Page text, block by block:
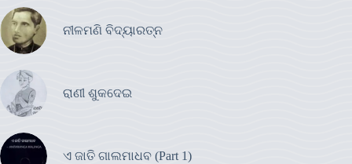
ନୀଳମଣି ବିଦ୍ୟାରତ୍ନ
ରାଣୀ ଶୁକଦେଇ
ଏ ଜାତି ଗାଲମାଧବ (Part 1)